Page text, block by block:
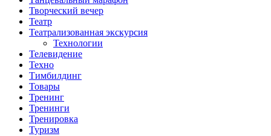
Творческий вечер
Театр
Театрализованная экскурсия
Технологии
Телевидение
Техно
Тимбилдинг
Товары
Тренинг
Тренинги
Тренировка
Туризм